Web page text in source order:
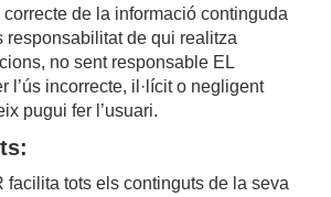
correcte de la informació continguda
responsabilitat de qui realitza
no sent responsable EL
l’ús incorrecte, il·lícit o negligent
pugui fer l’usuari.
facilita tots els continguts de la seva